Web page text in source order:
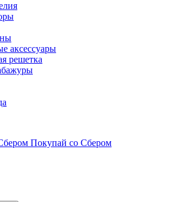
аксессуары
решетка
Покупай со Сбером